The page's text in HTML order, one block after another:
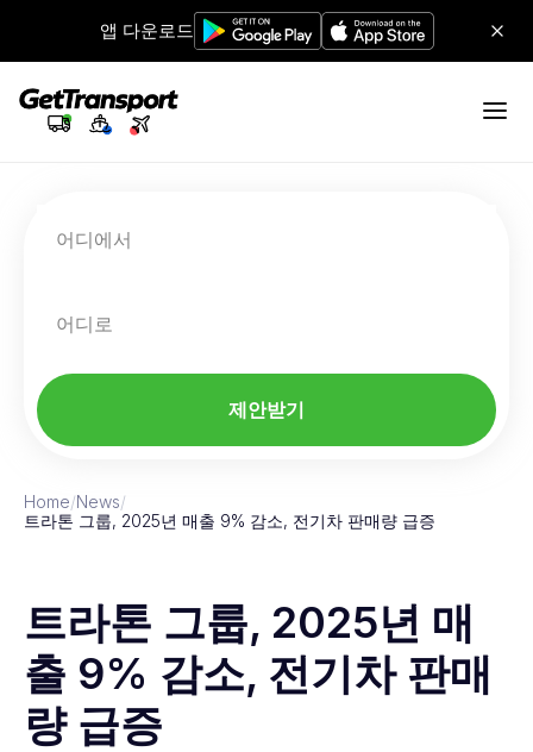
앱 다운로드
어디에서
어디로
제안받기
Home/News/
트라톤 그룹, 2025년 매출 9% 감소, 전기차 판매량 급증
트라톤 그룹, 2025년 매
출 9% 감소, 전기차 판매
량 급증